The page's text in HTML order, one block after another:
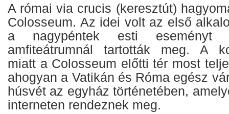
A római via crucis (keresztút)
Colosseum. Az idei volt az első
a nagypéntek esti
amfiteátrumnál tartották meg. A
miatt a Colosseum előtti tér most
ahogyan a Vatikán és Róma egész
húsvét az egyház történetében,
interneten rendeznek meg.